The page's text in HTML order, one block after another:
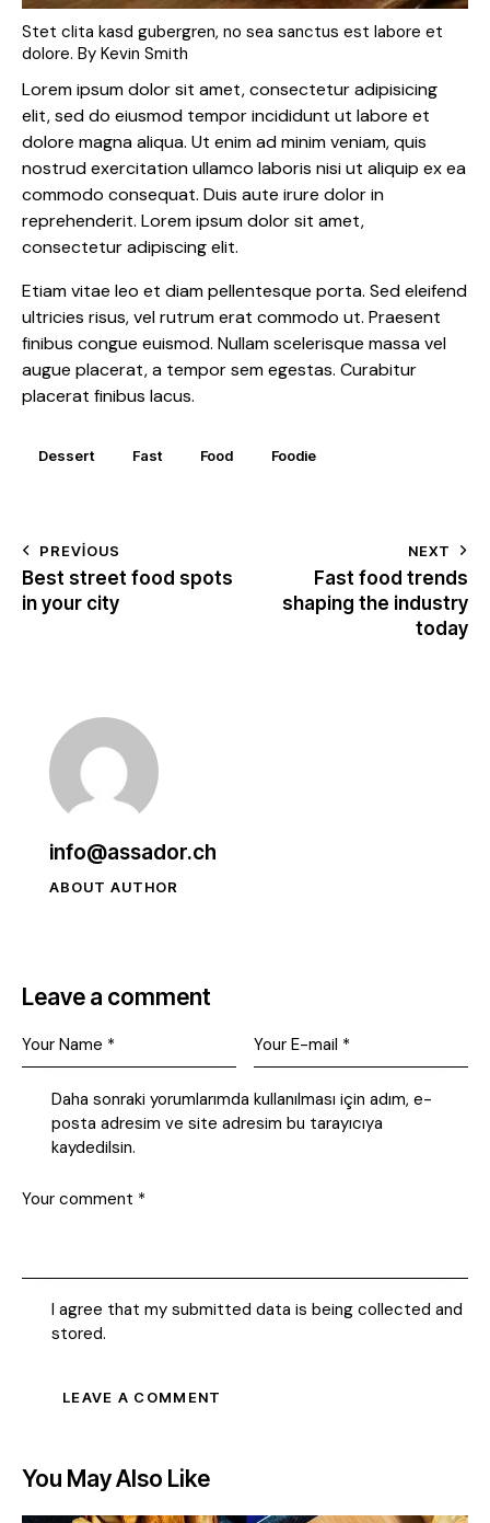
Stet clita kasd gubergren, no sea sanctus est labore et
dolore. By Kevin Smith
Lorem ipsum dolor sit amet, consectetur adipisicing
elit, sed do eiusmod tempor incididunt ut labore et
dolore magna aliqua. Ut enim ad minim veniam, quis
nostrud exercitation ullamco laboris nisi ut aliquip ex ea
commodo consequat. Duis aute irure dolor in
reprehenderit. Lorem ipsum dolor sit amet,
consectetur adipiscing elit.
Etiam vitae leo et diam pellentesque porta. Sed eleifend
ultricies risus, vel rutrum erat commodo ut. Praesent
finibus congue euismod. Nullam scelerisque massa vel
augue placerat, a tempor sem egestas. Curabitur
placerat finibus lacus.
Dessert Fast Food Foodie
Yazı
gezinmesi
PREVIOUS
Best street food spots
in your city
NEXT
Fast food trends
shaping the industry
today
info@assador.ch
ABOUT AUTHOR
Leave a comment
Daha sonraki yorumlarımda kullanılması için adım, e-
posta adresim ve site adresim bu tarayıcıya
kaydedilsin.
I agree that my submitted data is being collected and
stored.
You May Also Like